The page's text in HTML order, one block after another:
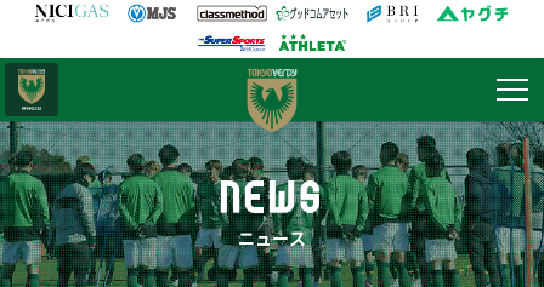
NEWS
ニュース